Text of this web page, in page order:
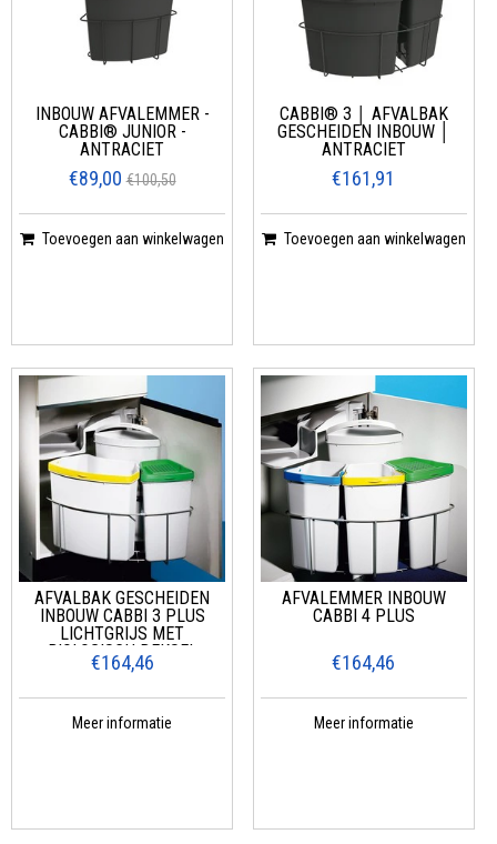
INBOUW AFVALEMMER -
CABBI® JUNIOR -
ANTRACIET
€89,00 €100,50
Toevoegen aan winkelwagen
CABBI® 3 │ AFVALBAK
GESCHEIDEN INBOUW │
ANTRACIET
€161,91
Toevoegen aan winkelwagen
AFVALBAK GESCHEIDEN
INBOUW CABBI 3 PLUS
LICHTGRIJS MET
BIOLOGISCH DEKSEL
€164,46
Meer informatie
AFVALEMMER INBOUW
CABBI 4 PLUS
€164,46
Meer informatie